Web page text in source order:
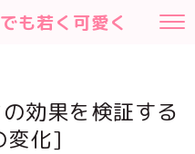
も若く可愛く
効果を検証する
変化]